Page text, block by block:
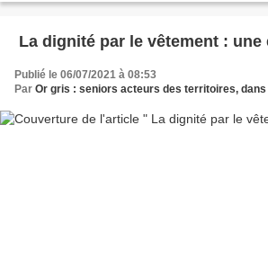
La dignité par le vêtement : une
Publié le 06/07/2021 à 08:53
Par Or gris : seniors acteurs des territoires, dans une